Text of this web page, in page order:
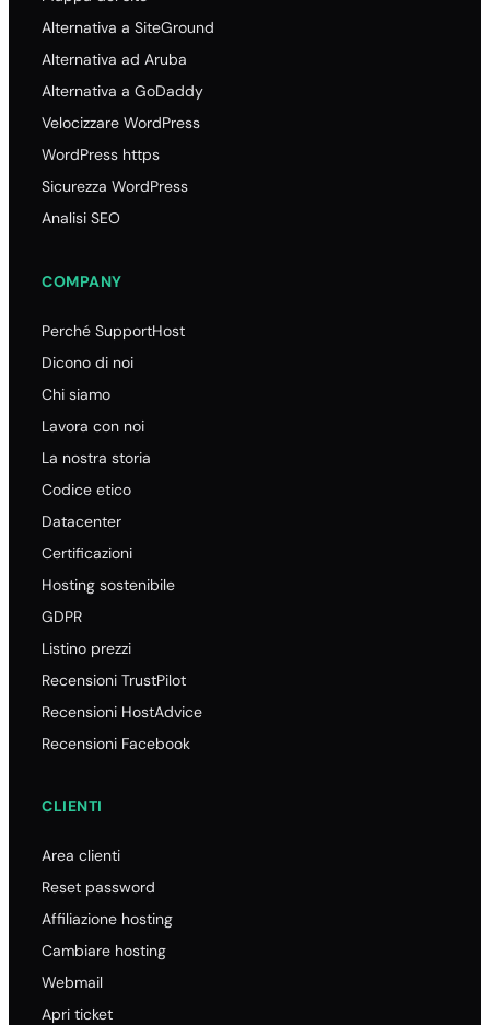
Alternativa a SiteGround
Alternativa ad Aruba
Alternativa a GoDaddy
Velocizzare WordPress
WordPress https
Sicurezza WordPress
Analisi SEO
COMPANY
Perché SupportHost
Dicono di noi
Chi siamo
Lavora con noi
La nostra storia
Codice etico
Datacenter
Certificazioni
Hosting sostenibile
GDPR
Listino prezzi
Recensioni TrustPilot
Recensioni HostAdvice
Recensioni Facebook
CLIENTI
Area clienti
Reset password
Affiliazione hosting
Cambiare hosting
Webmail
Apri ticket